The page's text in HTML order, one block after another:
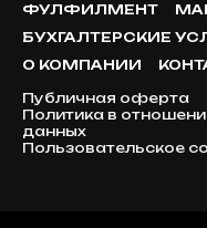
ФУЛФИЛМЕНТ
БУХГАЛТЕРСКИЕ
О КОМПАНИИ
Публичная оферта
Политика в
данных
Пользовательское